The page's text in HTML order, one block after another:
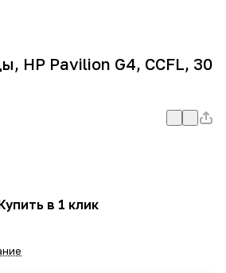
HP Pavilion G4, CCFL, 30
в 1 клик